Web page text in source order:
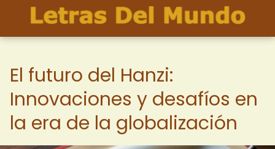
El futuro del Hanzi:
Innovaciones y desafíos en
la era de la globalización